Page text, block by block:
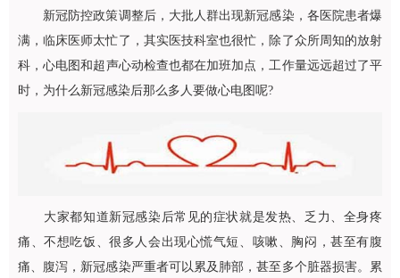
新冠防控政策调整后，大批人群出现新冠感染，各医院患者爆
满，临床医师太忙了，其实医技科室也很忙，除了众所周知的放射
科 ，心电图和超声心动检查也都在加班加点，工作量远远超过了平
时，为什么新冠感染后那么多人要做心电图呢?
大家都知道新冠感染后常见的症状就是发热、乏力、全身疼
痛、不想吃饭、很多人会出现心慌气短、咳嗽、胸闷，甚至有腹
痛、腹泻，新冠感染严重者可以累及肺部，甚至多个脏器损害。累